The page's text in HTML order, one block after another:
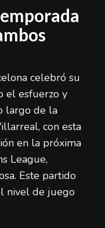
celebró su
el esfuerzo y
largo de la
con esta
en la próxima
League,
Este partido
nivel de juego